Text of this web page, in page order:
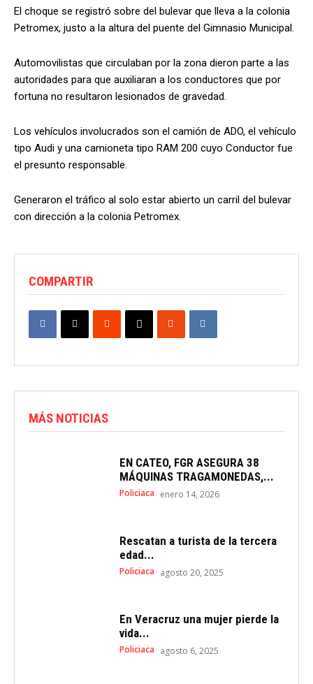
El choque se registró sobre del bulevar que lleva a la colonia
Petromex, justo a la altura del puente del Gimnasio Municipal.
Automovilistas que circulaban por la zona dieron parte a las
autoridades para que auxiliaran a los conductores que por
fortuna no resultaron lesionados de gravedad.
Los vehículos involucrados son el camión de ADO, el vehículo
tipo Audi y una camioneta tipo RAM 200 cuyo Conductor fue
el presunto responsable.
Generaron el tráfico al solo estar abierto un carril del bulevar
con dirección a la colonia Petromex.
COMPARTIR
MÁS NOTICIAS
EN CATEO, FGR ASEGURA 38
MÁQUINAS TRAGAMONEDAS,...
Policiaca enero 14, 2026
Rescatan a turista de la tercera
edad...
Policiaca agosto 20, 2025
En Veracruz una mujer pierde la
vida...
Policiaca agosto 6, 2025